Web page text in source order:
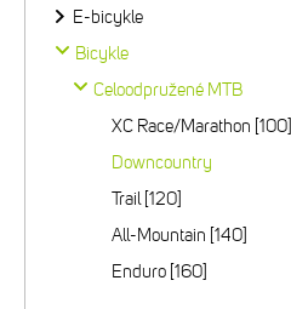
E-bicykle
Bicykle
Celoodpružené MTB
XC Race/Marathon [100]
Downcountry
Trail [120]
All-Mountain [140]
Enduro [160]